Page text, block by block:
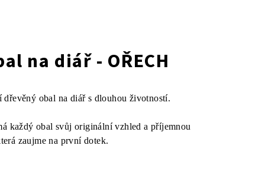
na diář - OŘECH
obal na diář s dlouhou životností.
každý obal svůj originální vzhled a příjemnou
zaujme na první dotek.